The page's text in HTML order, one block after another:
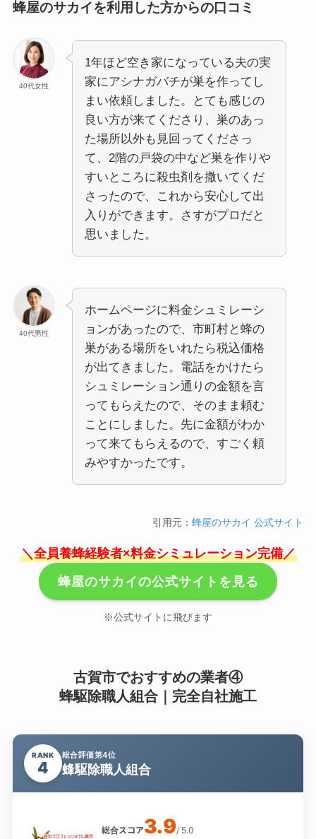
蜂屋のサカイを利用した方からの口コミ
40代女性
1年ほど空き家になっている夫の実
家にアシナガバチが巣を作ってし
まい依頼しました。とても感じの
良い方が来てくださり、巣のあっ
た場所以外も見回ってくださっ
て、2階の戸袋の中など巣を作りや
すいところに殺虫剤を撒いてくだ
さったので、これから安心して出
入りができます。さすがプロだと
思いました。
40代男性
ホームページに料金シュミレーシ
ョンがあったので、市町村と蜂の
巣がある場所をいれたら税込価格
が出てきました。電話をかけたら
シュミレーション通りの金額を言
ってもらえたので、そのまま頼む
ことにしました。先に金額がわか
って来てもらえるので、すごく頼
みやすかったです。
引用元：蜂屋のサカイ 公式サイト
＼全員養蜂経験者×料金シミュレーション完備／
蜂屋のサカイの公式サイトを見る
※公式サイトに飛びます
古賀市でおすすめの業者④
蜂駆除職人組合｜完全自社施工
RANK
4
総合評価第4位
蜂駆除職人組合
総合スコア3.9/ 5.0